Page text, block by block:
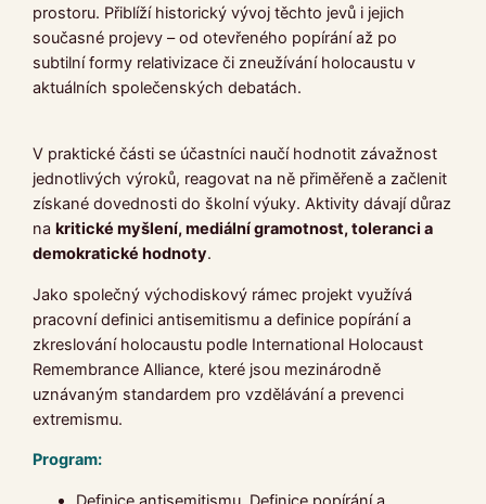
prostoru. Přiblíží historický vývoj těchto jevů i jejich
současné projevy – od otevřeného popírání až po
subtilní formy relativizace či zneužívání holocaustu v
aktuálních společenských debatách.
V praktické části se účastníci naučí hodnotit závažnost
jednotlivých výroků, reagovat na ně přiměřeně a začlenit
získané dovednosti do školní výuky. Aktivity dávají důraz
nakritické myšlení, mediální gramotnost, toleranci a
demokratické hodnoty.
Jako společný východiskový rámec projekt využívá
pracovní definici antisemitismu a definice popírání a
zkreslování holocaustu podle International Holocaust
Remembrance Alliance, které jsou mezinárodně
uznávaným standardem pro vzdělávání a prevenci
extremismu.
Program: